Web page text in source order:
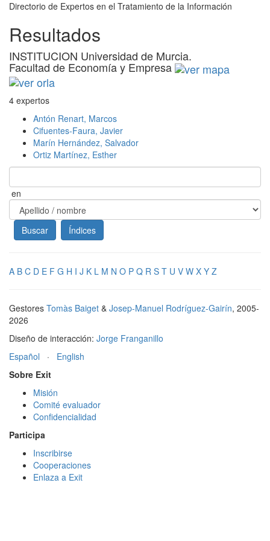
Directorio de Expertos en el Tratamiento de la Información
Resultados
INSTITUCION Universidad de Murcia.
Facultad de Economía y Empresa
4 expertos
Antón Renart, Marcos
Cifuentes-Faura, Javier
Marín Hernández, Salvador
Ortiz Martínez, Esther
en
A B C D E F G H I J K L M N O P Q R S T U V W X Y Z
Gestores Tomàs Baiget & Josep-Manuel Rodríguez-Gairín, 2005-
2026
Diseño de interacción: Jorge Franganillo
Español · English
Sobre Exit
Misión
Comité evaluador
Confidencialidad
Participa
Inscribirse
Cooperaciones
Enlaza a Exit